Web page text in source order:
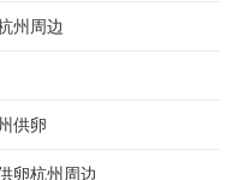
州周边
供卵
卵杭州周边